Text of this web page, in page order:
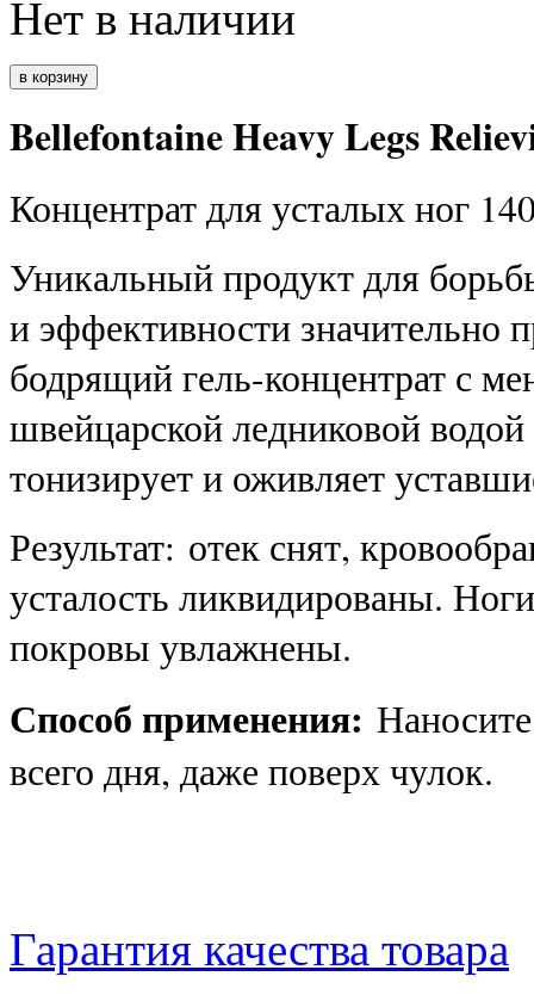
Нет в наличии
Bellefontaine Heavy Legs
Концентрат для усталых ног
Уникальный продукт для
и эффективности значительно
бодрящий гель-концентрат с
швейцарской ледниковой
тонизирует и оживляет
Результат: отек снят,
усталость ликвидированы.
покровы увлажнены.
Способ применения:
всего дня, даже поверх чулок.
Гарантия качества товара